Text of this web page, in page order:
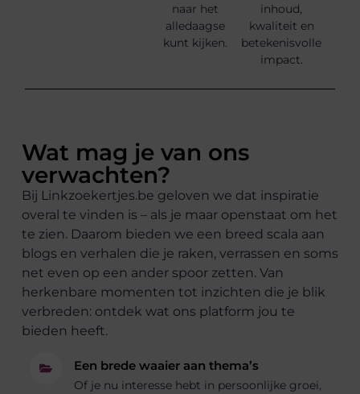
naar het
alledaagse
kunt kijken.
inhoud,
kwaliteit en
betekenisvolle
impact.
Wat mag je van ons
verwachten?
Bij Linkzoekertjes.be geloven we dat inspiratie
overal te vinden is – als je maar openstaat om het
te zien. Daarom bieden we een breed scala aan
blogs en verhalen die je raken, verrassen en soms
net even op een ander spoor zetten. Van
herkenbare momenten tot inzichten die je blik
verbreden: ontdek wat ons platform jou te
bieden heeft.
Een brede waaier aan thema’s
Of je nu interesse hebt in persoonlijke groei,